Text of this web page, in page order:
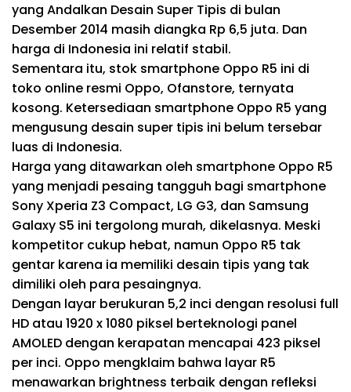
yang Andalkan Desain Super Tipis di bulan
Desember 2014 masih diangka Rp 6,5 juta. Dan
harga di Indonesia ini relatif stabil.
Sementara itu, stok smartphone Oppo R5 ini di
toko online resmi Oppo, Ofanstore, ternyata
kosong. Ketersediaan smartphone Oppo R5 yang
mengusung desain super tipis ini belum tersebar
luas di Indonesia.
Harga yang ditawarkan oleh smartphone Oppo R5
yang menjadi pesaing tangguh bagi smartphone
Sony Xperia Z3 Compact, LG G3, dan Samsung
Galaxy S5 ini tergolong murah, dikelasnya. Meski
kompetitor cukup hebat, namun Oppo R5 tak
gentar karena ia memiliki desain tipis yang tak
dimiliki oleh para pesaingnya.
Dengan layar berukuran 5,2 inci dengan resolusi full
HD atau 1920 x 1080 piksel berteknologi panel
AMOLED dengan kerapatan mencapai 423 piksel
per inci. Oppo mengklaim bahwa layar R5
menawarkan brightness terbaik dengan refleksi